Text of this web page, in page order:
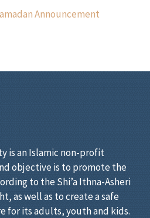
Announcement
is an Islamic non-profit
objective is to promote the
to the Shi’a Ithna-Asheri
as well as to create a safe
for its adults, youth and kids.